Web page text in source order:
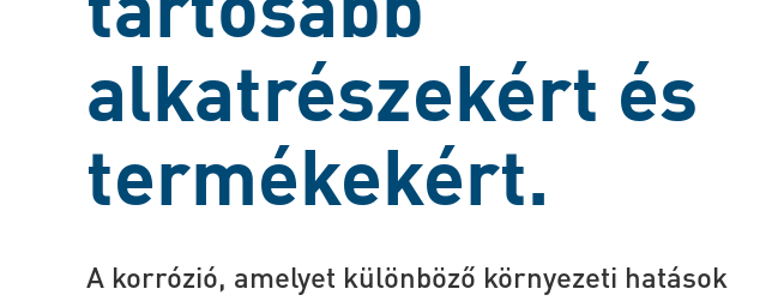
alkatrészekért és
termékekért.
A korrózió, amelyet különböző környezeti hatások